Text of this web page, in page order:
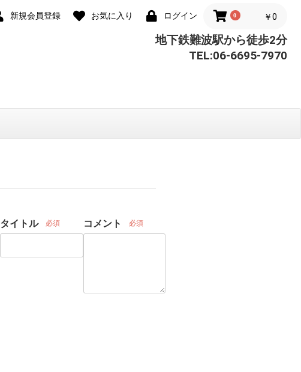
新規会員登録 お気に入り ログイン 0 ￥0
地下鉄難波駅から徒歩2分
TEL:06-6695-7970
タイトル 必須 コメント 必須